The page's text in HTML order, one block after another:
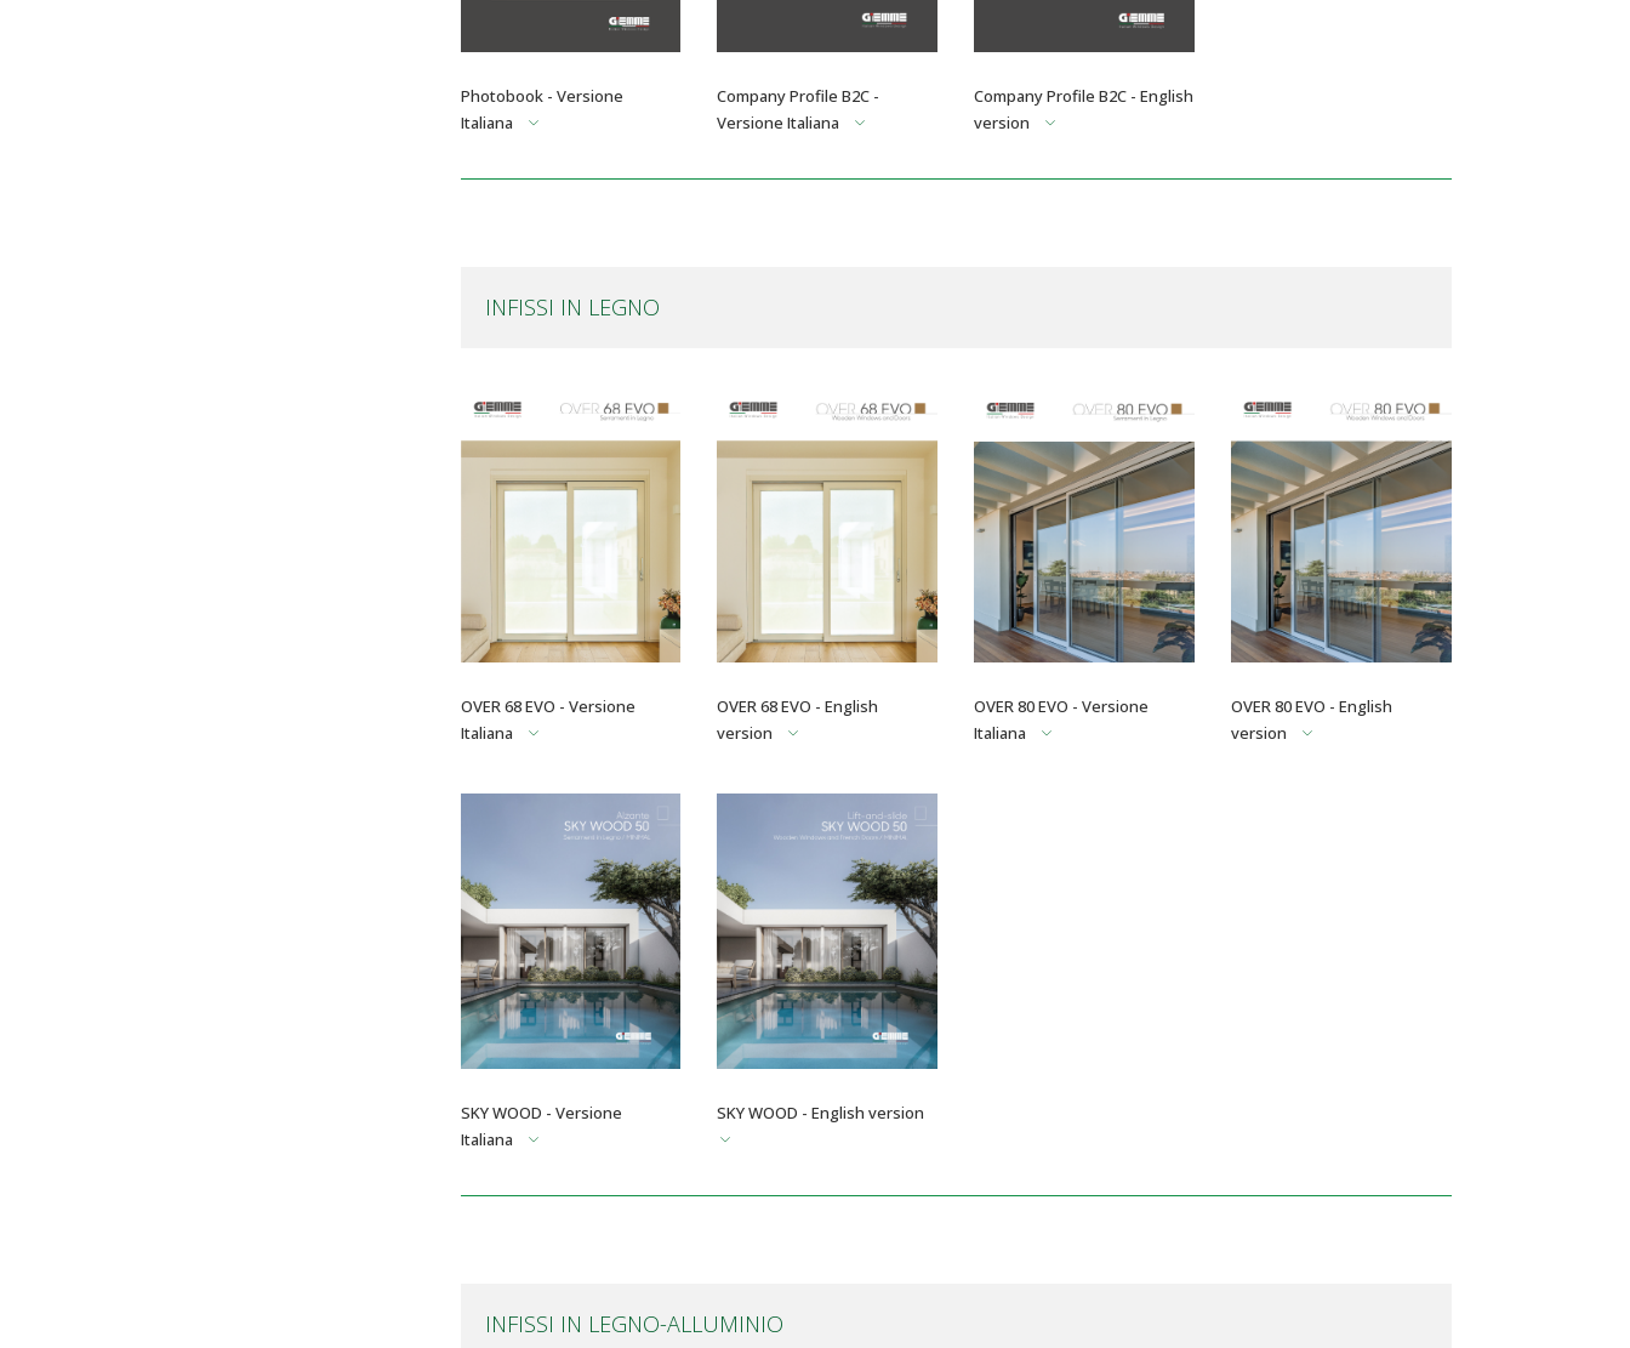
Photobook - Versione
Italiana
Company Profile B2C -
Versione Italiana
Company Profile B2C - English
version
INFISSI IN LEGNO
OVER 68 EVO - Versione
Italiana
OVER 68 EVO - English
version
OVER 80 EVO - Versione
Italiana
OVER 80 EVO - English
version
SKY WOOD - Versione
Italiana
SKY WOOD - English version
INFISSI IN LEGNO-ALLUMINIO